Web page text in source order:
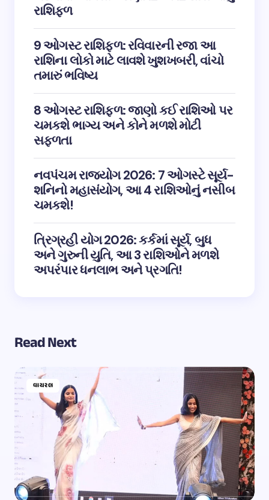
રાશિફળ
9 ઓગસ્ટ રાશિફળ: રવિવારની રજા આ
રાશિના લોકો માટે લાવશે ખુશખબરી, વાંચો
તમારું ભવિષ્ય
8 ઓગસ્ટ રાશિફળ: જાણો કઈ રાશિઓ પર
ચમકશે ભાગ્ય અને કોને મળશે મોટી
સફળતા
નવપંચમ રાજયોગ 2026: 7 ઓગસ્ટે સૂર્ય-
શનિનો મહાસંયોગ, આ 4 રાશિઓનું નસીબ
ચમકશે!
ત્રિગ્રહી યોગ 2026: કર્કમાં સૂર્ય, બુધ
અને ગુરુની યુતિ, આ 3 રાશિઓને મળશે
અપરંપાર ધનલાભ અને પ્રગતિ!
Read Next
વાયરલ